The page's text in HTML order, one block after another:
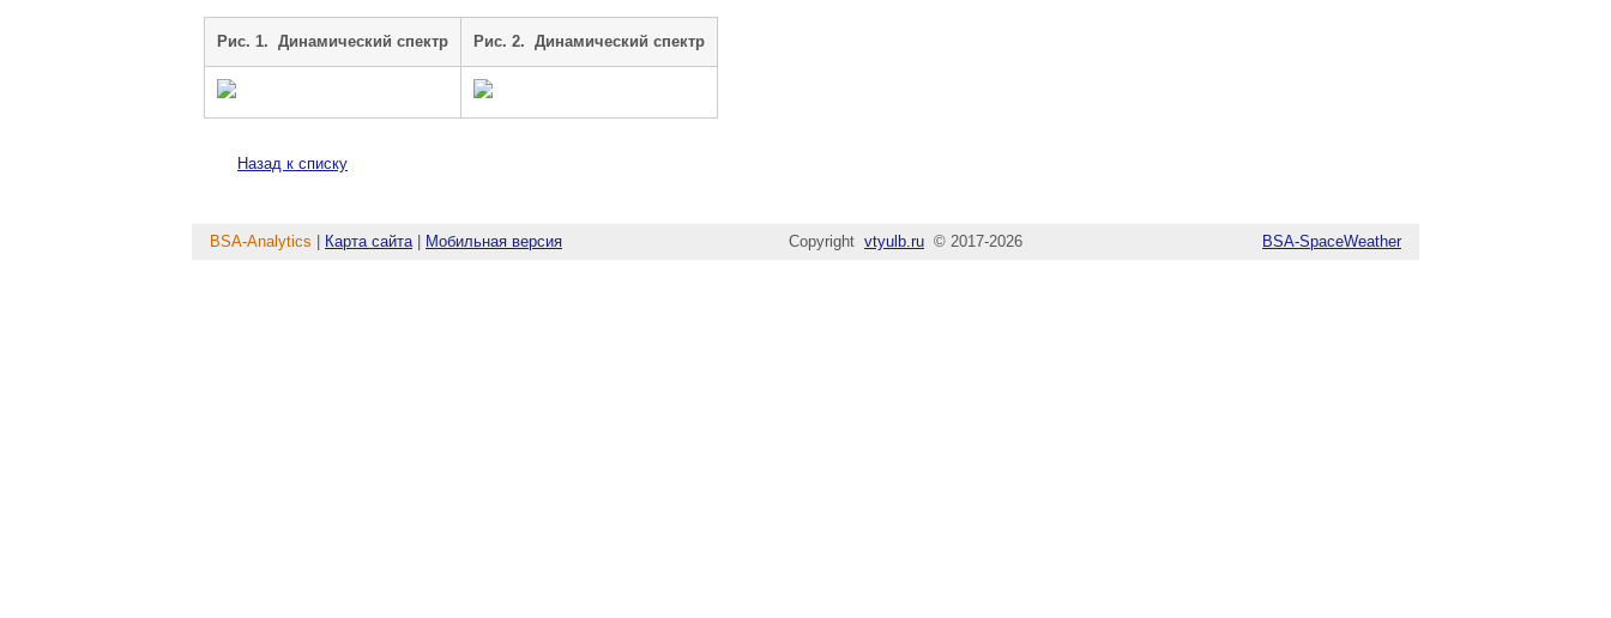
Рис. 1. Динамический спектр Рис. 2. Динамический спектр
Назад к списку
BSA-Analytics Карта сайта| Мобильная версия Copyright vtyulb.ru © 2017-2026 BSA-SpaceWeather